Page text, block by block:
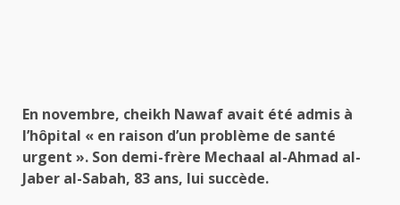
En novembre, cheikh Nawaf avait été admis à
l’hôpital « en raison d’un problème de santé
urgent ». Son demi-frère Mechaal al-Ahmad al-
Jaber al-Sabah, 83 ans, lui succède.